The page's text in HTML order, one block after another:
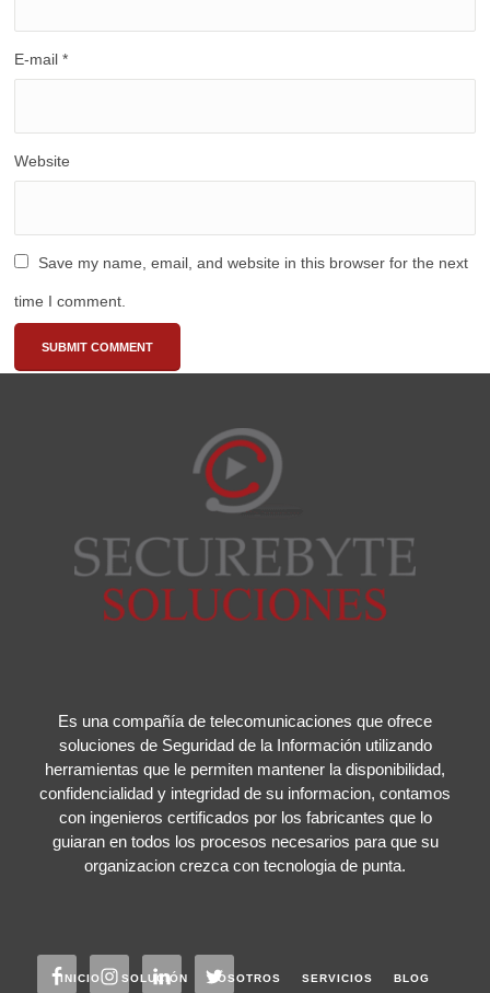
E-mail*
Website
Save my name, email, and website in this browser for the next
time I comment.
Es una compañía de telecomunicaciones que ofrece
soluciones de Seguridad de la Información utilizando
herramientas que le permiten mantener la disponibilidad,
confidencialidad y integridad de su informacion, contamos
con ingenieros certificados por los fabricantes que lo
guiaran en todos los procesos necesarios para que su
organizacion crezca con tecnologia de punta.
INICIO SOLUCIÓN NOSOTROS SERVICIOS
BLOG